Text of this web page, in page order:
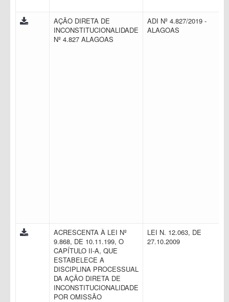
AÇÃO DIRETA DE
INCONSTITUCIONALIDADE
Nº 4.827 ALAGOAS
ADI Nº 4.827/2019 -
ALAGOAS
ACRESCENTA À LEI Nº
9.868, DE 10.11.199, O
CAPÍTULO II-A, QUE
ESTABELECE A
DISCIPLINA PROCESSUAL
DA AÇÃO DIRETA DE
INCONSTITUCIONALIDADE
POR OMISSÃO
LEI N. 12.063, DE
27.10.2009